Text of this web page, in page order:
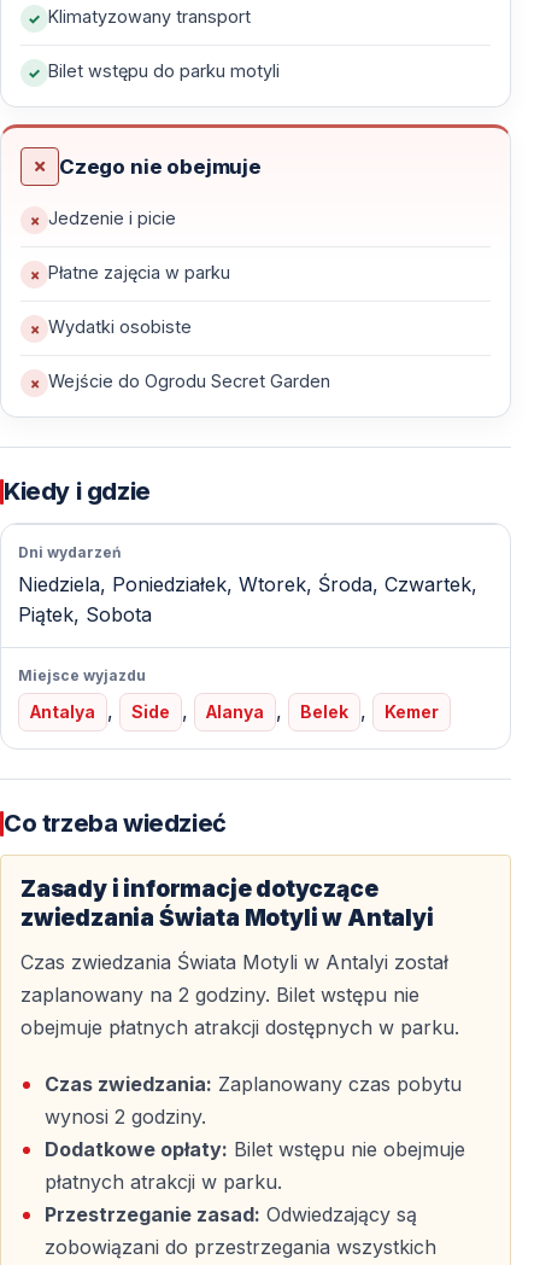
Czym jest Świat Motyli w Antalyi?
Świat Motyli w Antalyi to nowoczesny kompleks
łączący edukację, kontakt z naturą i rozrywkę.
Specjalnie zaprojektowany mikroklimat odwzorowuje
warunki tropikalnego lasu, zapewniając idealne
środowisko życia dla motyli, ptaków i roślin
egzotycznych.
To miejsce pozwala nie tylko podziwiać przyrodę, ale
także lepiej zrozumieć delikatną równowagę
ekosystemu.
Rozległy kompleks tematyczny
Kompleks o powierzchni 10 000 m², zaprojektowany
wokół motywu natury i edukacji.
Jeden z największych zamkniętych parków
motyli na świecie
8 000 m² powierzchni wewnętrznej z parkiem motyli i
Strefa obserwacji motyli
25 000 m³ przestrzeni, w której można obserwować
ponad 25 000 motyli z 40 różnych gatunków.
Tropikalna sceneria
Egzotyczna roślinność, sztuczne wodospady,
tropikalnego.
Tropikalne ptaki
Naturalne siedliska dla ptaków takich jak nimfy i
papużki faliste.
Klimatyzowany transport
Bilet wstępu do parku motyli
Czego nie obejmuje
Jedzenie i picie
Płatne zajęcia w parku
Wydatki osobiste
Wejście do Ogrodu Secret Garden
Kiedy i gdzie
Dni wydarzeń
Niedziela, Poniedziałek, Wtorek, Środa, Czwartek,
Piątek, Sobota
Miejsce wyjazdu
Antalya , Side , Alanya , Belek , Kemer
Co trzeba wiedzieć
Zasady i informacje dotyczące
zwiedzania Świata Motyli w Antalyi
Czas zwiedzania Świata Motyli w Antalyi został
zaplanowany na 2 godziny. Bilet wstępu nie
obejmuje płatnych atrakcji dostępnych w parku.
Czas zwiedzania: Zaplanowany czas pobytu
wynosi 2 godziny.
Dodatkowe opłaty: Bilet wstępu nie obejmuje
płatnych atrakcji w parku.
Przestrzeganie zasad: Odwiedzający są
zobowiązani do przestrzegania wszystkich